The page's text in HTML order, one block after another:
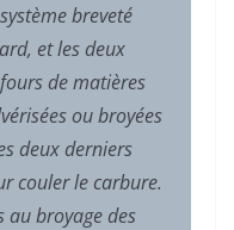
breveté
et les deux
de matières
ou broyées
deux derniers
couler le carbure.
au broyage des